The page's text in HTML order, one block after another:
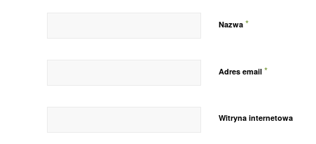
Nazwa *
Adres email *
Witryna internetowa